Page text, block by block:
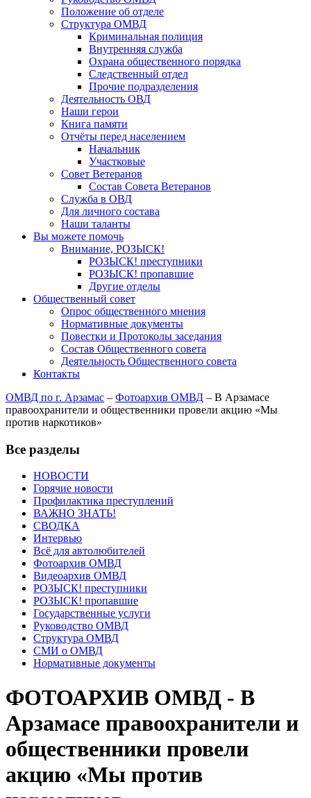
Положение об отделе
Структура ОМВД
Криминальная полиция
Внутренняя служба
Охрана общественного порядка
Следственный отдел
Прочие подразделения
Деятельность ОВД
Наши герои
Книга памяти
Отчёты перед населением
Начальник
Участковые
Совет Ветеранов
Состав Совета Ветеранов
Служба в ОВД
Для личного состава
Наши таланты
Вы можете помочь
Внимание, РОЗЫСК!
РОЗЫСК! преступники
РОЗЫСК! пропавшие
Другие отделы
Общественный совет
Опрос общественного мнения
Нормативные документы
Повестки и Протоколы заседания
Состав Общественного совета
Деятельность Общественного совета
Контакты
ОМВД по г. Арзамас – Фотоархив ОМВД – В Арзамасе
правоохранители и общественники провели акцию «Мы
против наркотиков»
Все разделы
НОВОСТИ
Горячие новости
Профилактика преступлений
ВАЖНО ЗНАТЬ!
СВОДКА
Интервью
Всё для автолюбителей
Фотоархив ОМВД
Видеоархив ОМВД
РОЗЫСК! преступники
РОЗЫСК! пропавшие
Государственные услуги
Руководство ОМВД
Структура ОМВД
СМИ о ОМВД
Нормативные документы
ФОТОАРХИВ ОМВД - В
Арзамасе правоохранители и
общественники провели
акцию «Мы против